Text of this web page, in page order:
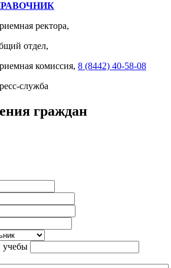
ректора,
отдел,
комиссия, 8 (8442) 40-58-08
служба
граждан
учебы